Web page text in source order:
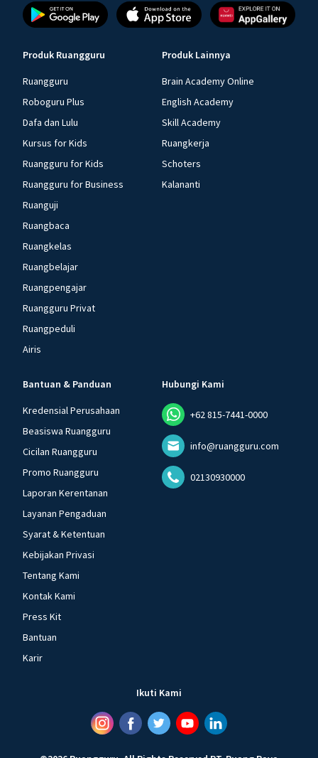
Produk Ruangguru
Ruangguru
Roboguru Plus
Dafa dan Lulu
Kursus for Kids
Ruangguru for Kids
Ruangguru for Business
Ruanguji
Ruangbaca
Ruangkelas
Ruangbelajar
Ruangpengajar
Ruangguru Privat
Ruangpeduli
Airis
Produk Lainnya
Brain Academy Online
English Academy
Skill Academy
Ruangkerja
Schoters
Kalananti
Bantuan & Panduan
Kredensial Perusahaan
Beasiswa Ruangguru
Cicilan Ruangguru
Promo Ruangguru
Laporan Kerentanan
Layanan Pengaduan
Syarat & Ketentuan
Kebijakan Privasi
Tentang Kami
Kontak Kami
Press Kit
Bantuan
Karir
Hubungi Kami
+62 815-7441-0000
info@ruangguru.com
02130930000
Ikuti Kami